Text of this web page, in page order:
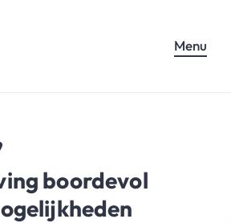
Menu
boordevol